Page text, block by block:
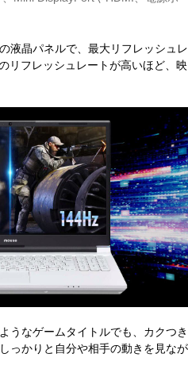
液晶パネルで、最大リフレッシュレ
リフレッシュレートが高いほど、映
うなゲームタイトルでも、カクつき
っかりと自分や相手の動きを見なが